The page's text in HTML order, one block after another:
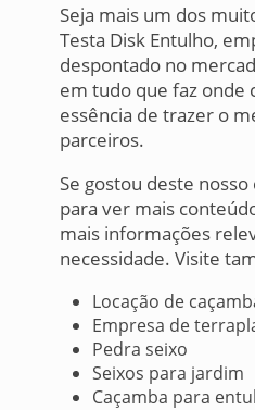
Seja mais um dos
Testa Disk Entulho,
despontado no
em tudo que faz onde
essência de trazer o
parceiros.
Se gostou deste
para ver mais
mais informações
necessidade. Visite
Locação de
Empresa de
Pedra seixo
Seixos para jardim
Caçamba para